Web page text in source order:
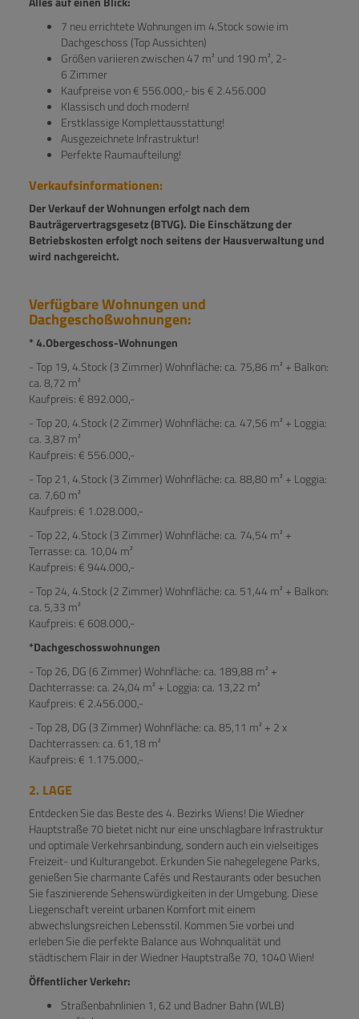
7 neu errichtete Wohnungen im 4.Stock sowie im
Dachgeschoss (Top Aussichten)
Größen variieren zwischen 47 m² und 190 m², 2-
6 Zimmer
Kaufpreise von € 556.000,- bis € 2.456.000
Klassisch und doch modern!
Erstklassige Komplettausstattung!
Ausgezeichnete Infrastruktur!
Perfekte Raumaufteilung!
Verkaufsinformationen:
Der Verkauf der Wohnungen erfolgt nach dem
Bauträgervertragsgesetz (BTVG). Die Einschätzung der
Betriebskosten erfolgt noch seitens der Hausverwaltung und
wird nachgereicht.
Verfügbare Wohnungen und
Dachgeschoßwohnungen:
* 4.Obergeschoss-Wohnungen
- Top 19, 4.Stock (3 Zimmer) Wohnfläche: ca. 75,86 m² + Balkon:
ca. 8,72 m²
Kaufpreis: € 892.000,-
- Top 20, 4.Stock (2 Zimmer) Wohnfläche: ca. 47,56 m² + Loggia:
ca. 3,87 m²
Kaufpreis: € 556.000,-
- Top 21, 4.Stock (3 Zimmer) Wohnfläche: ca. 88,80 m² + Loggia:
ca. 7,60 m²
Kaufpreis: € 1.028.000,-
- Top 22, 4.Stock (3 Zimmer) Wohnfläche: ca. 74,54 m² +
Terrasse: ca. 10,04 m²
Kaufpreis: € 944.000,-
- Top 24, 4.Stock (2 Zimmer) Wohnfläche: ca. 51,44 m² + Balkon:
ca. 5,33 m²
Kaufpreis: € 608.000,-
*Dachgeschosswohnungen
- Top 26, DG (6 Zimmer) Wohnfläche: ca. 189,88 m² +
Dachterrasse: ca. 24,04 m² + Loggia: ca. 13,22 m²
Kaufpreis: € 2.456.000,-
- Top 28, DG (3 Zimmer) Wohnfläche: ca. 85,11 m² + 2 x
Dachterrassen: ca. 61,18 m²
Kaufpreis: € 1.175.000,-
2. LAGE
Entdecken Sie das Beste des 4. Bezirks Wiens! Die Wiedner
Hauptstraße 70 bietet nicht nur eine unschlagbare Infrastruktur
und optimale Verkehrsanbindung, sondern auch ein vielseitiges
Freizeit- und Kulturangebot. Erkunden Sie nahegelegene Parks,
genießen Sie charmante Cafés und Restaurants oder besuchen
Sie faszinierende Sehenswürdigkeiten in der Umgebung. Diese
Liegenschaft vereint urbanen Komfort mit einem
abwechslungsreichen Lebensstil. Kommen Sie vorbei und
erleben Sie die perfekte Balance aus Wohnqualität und
städtischem Flair in der Wiedner Hauptstraße 70, 1040 Wien!
Öffentlicher Verkehr:
Straßenbahnlinien 1, 62 und Badner Bahn (WLB)